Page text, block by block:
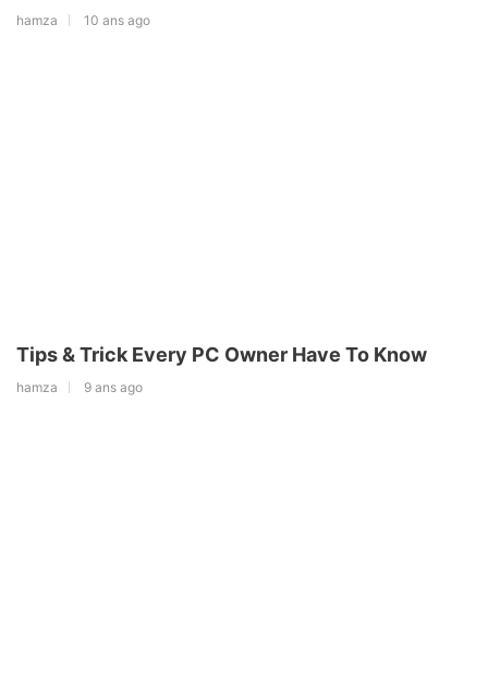
hamza 10 ans ago
Tips & Trick Every PC Owner Have To Know
hamza 9 ans ago